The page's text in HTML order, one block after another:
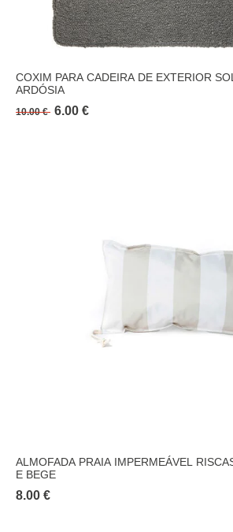
COXIM PARA CADEIRA DE EXTERIOR
ARDÓSIA
10.00 € 6.00 €
ALMOFADA PRAIA IMPERMEÁVEL
E BEGE
8.00 €